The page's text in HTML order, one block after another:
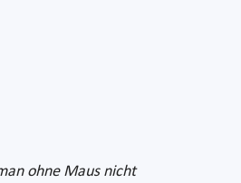
ohne Maus nicht